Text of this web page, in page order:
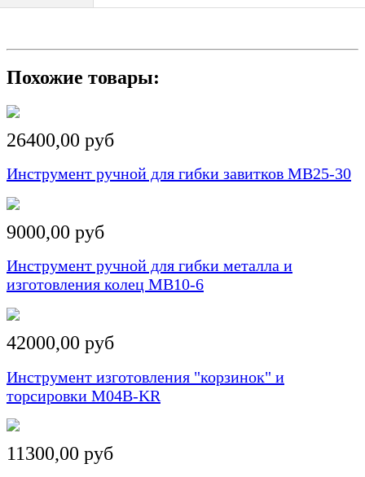
Похожие товары:
26400,00 руб
Инструмент ручной для гибки завитков MB25-30
9000,00 руб
Инструмент ручной для гибки металла и
изготовления колец MB10-6
42000,00 руб
Инструмент изготовления "корзинок" и
торсировки M04В-KR
11300,00 руб